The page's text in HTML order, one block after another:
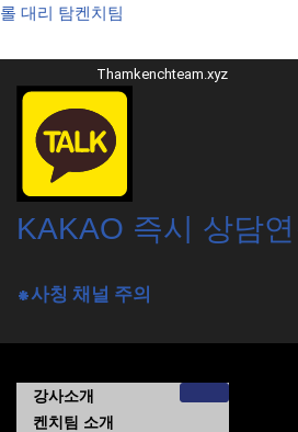
콘
텐
너
뛰
기
롤 대리 탐켄치팀
Thamkenchteam.xyz
KAKAO 즉시 상담연
⁕사칭 채널 주의
강사소개
켄치팀 소개